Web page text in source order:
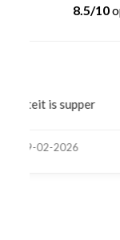
8.5/10
Bestelling
product!
bestelling
oog merkt
op deel 2